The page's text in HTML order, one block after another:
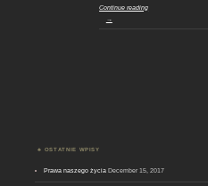
Continue reading
→
OSTATNIE WPISY
Prawa naszego życia December 15, 2017